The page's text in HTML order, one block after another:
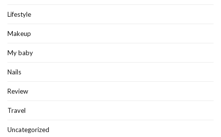
Lifestyle
Makeup
My baby
Nails
Review
Travel
Uncategorized